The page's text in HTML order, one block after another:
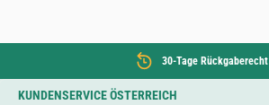
30-Tage Rückgaberecht
KUNDENSERVICE ÖSTERREICH